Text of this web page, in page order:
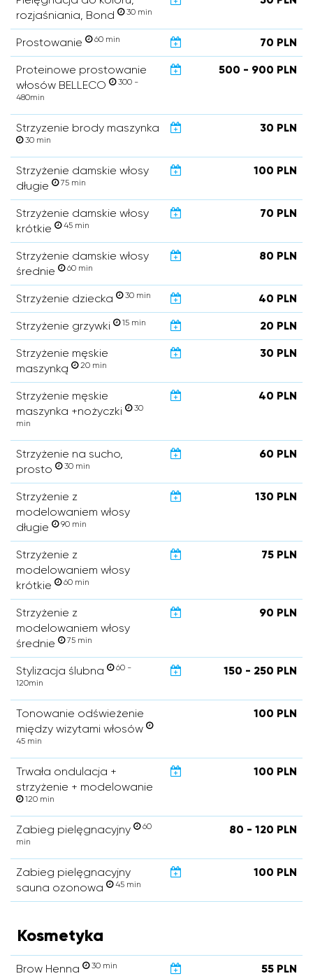
rozjaśniania, Bond
30 min
Prostowanie 60 min 70 PLN
Proteinowe prostowanie
włosów BELLECO
300 -
480min
500 - 900 PLN
Strzyzenie brody maszynka
30 min
30 PLN
Strzyżenie damskie włosy
długie
75 min
100 PLN
Strzyżenie damskie włosy
krótkie
45 min
70 PLN
Strzyżenie damskie włosy
średnie
60 min
80 PLN
Strzyżenie dziecka 30 min 40 PLN
Strzyżenie grzywki 15 min 20 PLN
Strzyżenie męskie
maszynką
20 min
30 PLN
Strzyżenie męskie
maszynka +nożyczki
30
min
40 PLN
Strzyżenie na sucho,
prosto
30 min
60 PLN
Strzyżenie z
modelowaniem włosy
długie
90 min
130 PLN
Strzyżenie z
modelowaniem włosy
krótkie
60 min
75 PLN
Strzyżenie z
modelowaniem włosy
średnie
75 min
90 PLN
Stylizacja ślubna
60 -
120min
150 - 250 PLN
Tonowanie odświeżenie
między wizytami włosów
45 min
100 PLN
Trwała ondulacja +
strzyżenie + modelowanie
120 min
100 PLN
Zabieg pielęgnacyjny
60
min
80 - 120 PLN
Zabieg pielęgnacyjny
sauna ozonowa
45 min
100 PLN
Kosmetyka
Brow Henna 30 min 55 PLN